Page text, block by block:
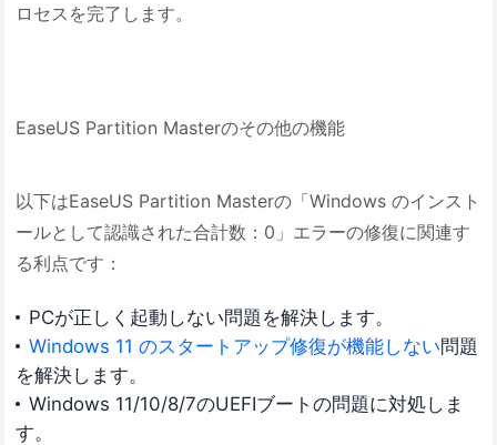
ロセスを完了します。
EaseUS Partition Masterのその他の機能
以下はEaseUS Partition Masterの「Windows のインスト
ールとして認識された合計数：0」エラーの修復に関連す
る利点です：
PCが正しく起動しない問題を解決します。
Windows 11 のスタートアップ修復が機能しない問題
を解決します。
Windows 11/10/8/7のUEFIブートの問題に対処しま
す。